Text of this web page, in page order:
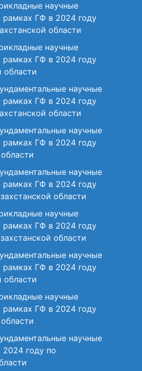
научные
рамках ГФ в 2024 году
области
научные
рамках ГФ в 2024 году
научные
рамках ГФ в 2024 году
области
научные
рамках ГФ в 2024 году
научные
рамках ГФ в 2024 году
области
научные
рамках ГФ в 2024 году
области
научные
рамках ГФ в 2024 году
научные
рамках ГФ в 2024 году
научные
2024 году по